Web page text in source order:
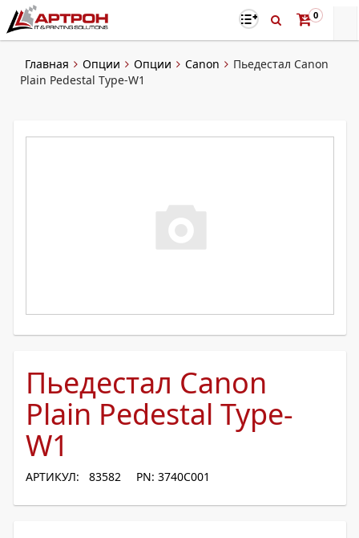
0
Главная Опции Опции Canon
Пьедестал Canon
Plain Pedestal Type-W1
Пьедестал Canon
Plain Pedestal Type-
W1
АРТИКУЛ: 83582 PN: 3740C001